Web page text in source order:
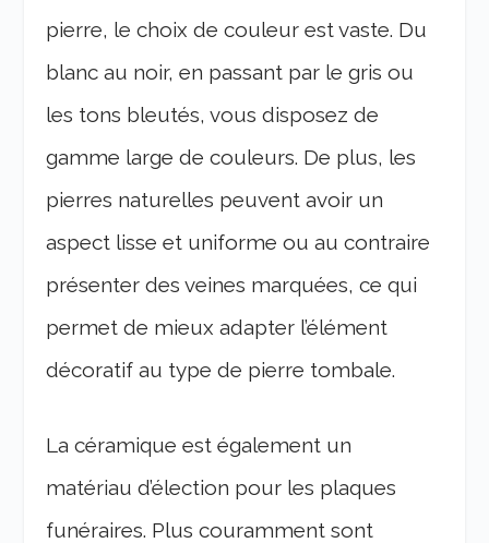
pierre, le choix de couleur est vaste. Du
blanc au noir, en passant par le gris ou
les tons bleutés, vous disposez de
gamme large de couleurs. De plus, les
pierres naturelles peuvent avoir un
aspect lisse et uniforme ou au contraire
présenter des veines marquées, ce qui
permet de mieux adapter l’élément
décoratif au type de pierre tombale.
La céramique est également un
matériau d’élection pour les plaques
funéraires. Plus couramment sont